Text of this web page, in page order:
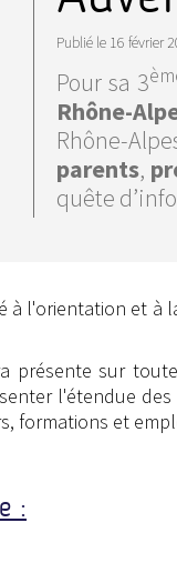
Publié le 16 février
Pour sa 3
Rhône-
Rhône-
parents,
quête
à l'orientation et à
présente sur
l'étendue
formations et
: